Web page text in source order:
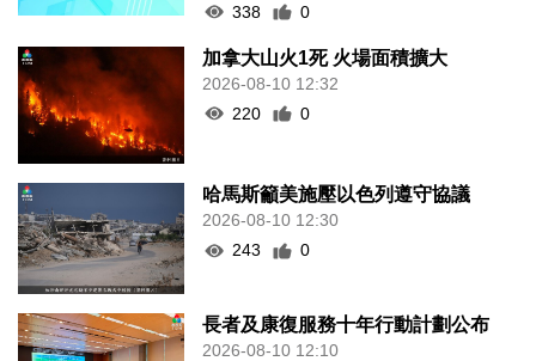
338
0
加拿大山火1死 火場面積擴大
2026-08-10 12:32
220
0
哈馬斯籲美施壓以色列遵守協議
2026-08-10 12:30
243
0
長者及康復服務十年行動計劃公布
2026-08-10 12:10